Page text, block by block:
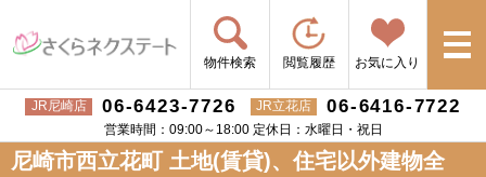
物件検索 閲覧履歴 お気に入り
JR尼崎店 06-6423-7726 JR立花店 06-6416-7722
営業時間：09:00～18:00 定休日：水曜日・祝日
尼崎市西立花町 土地(賃貸)、住宅以外建物全